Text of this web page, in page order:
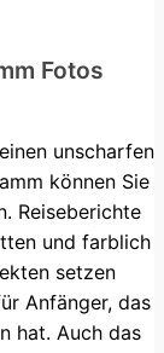
Fotos
unscharfen
können Sie
Reiseberichte
und farblich
setzen
Anfänger, das
hat. Auch das